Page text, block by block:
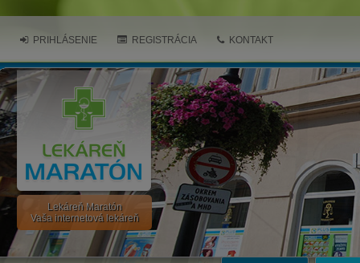
Lekáreň Maratón
Vaša internetová lekáreň
PRIHLÁSENIE REGISTRÁCIA KONTAKT